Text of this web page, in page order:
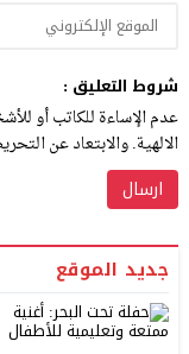
شروط التعليق :
عدم الإساءة للكاتب أو
الالهية. والابتعاد عن
جديد الموقع